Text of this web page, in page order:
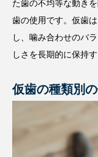
た歯の不均等な動き
歯の使用です。仮歯
し、噛み合わせのバ
しさを長期的に保持
仮歯の種類別